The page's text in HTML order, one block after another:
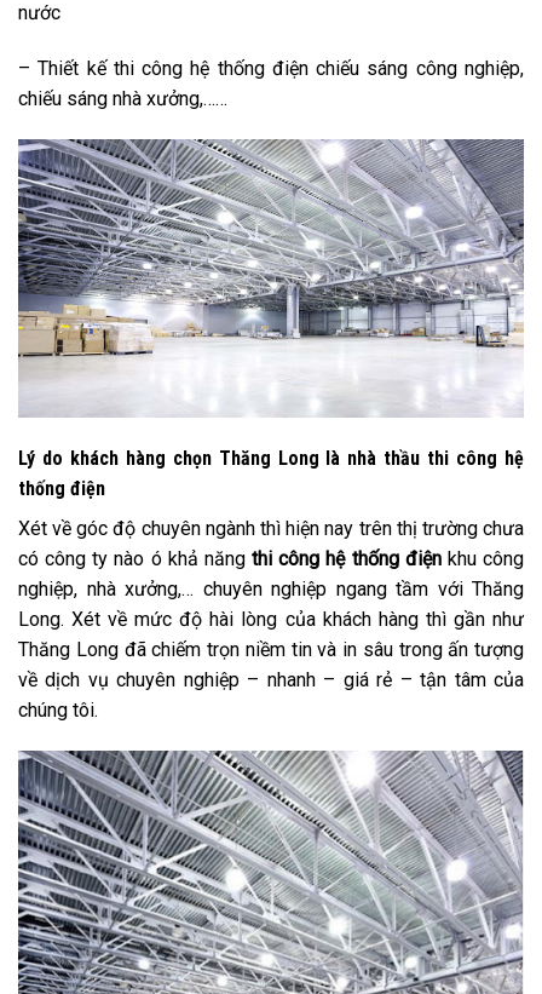
nước
– Thiết kế thi công hệ thống điện chiếu sáng công nghiệp,
chiếu sáng nhà xưởng,……
Lý do khách hàng chọn Thăng Long là nhà thầu thi công hệ
thống điện
Xét về góc độ chuyên ngành thì hiện nay trên thị trường chưa
có công ty nào ó khả năngthi công hệ thống điệnkhu công
nghiệp, nhà xưởng,… chuyên nghiệp ngang tầm với Thăng
Long. Xét về mức độ hài lòng của khách hàng thì gần như
Thăng Long đã chiếm trọn niềm tin và in sâu trong ấn tượng
về dịch vụ chuyên nghiệp – nhanh – giá rẻ – tận tâm của
chúng tôi.